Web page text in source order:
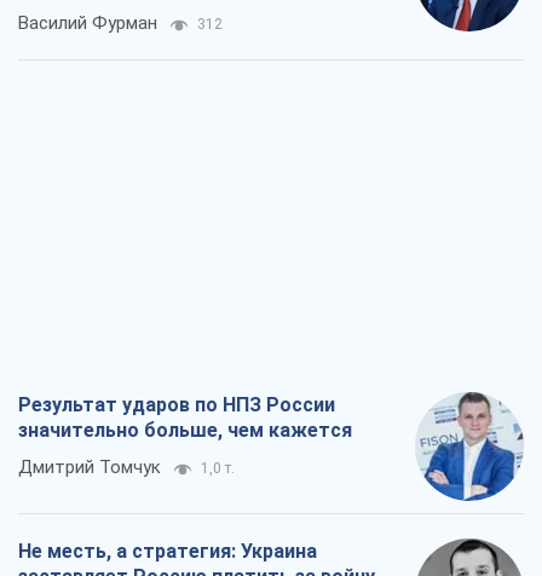
Василий Фурман 312
Результат ударов по НПЗ России
значительно больше, чем кажется
Дмитрий Томчук 1,0 т.
Не месть, а стратегия: Украина